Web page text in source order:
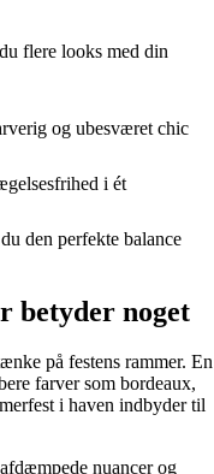
flere looks med din
og ubesværet chic
i ét
den perfekte balance
betyder noget
på festens rammer. En
farver som bordeaux,
i haven indbyder til
nuancer og